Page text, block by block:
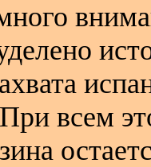
При всем